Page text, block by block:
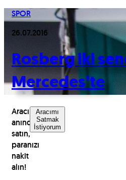
SPOR
26.07.2016
Rosberg iki
Mercedes’te
Aracınızı
anında
satın,
paranızı
nakit
alın!
Aracımı
Satmak
İstiyorum